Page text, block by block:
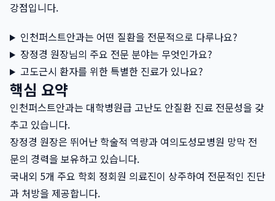
강점입니다.
인천퍼스트안과는 어떤 질환을 전문적으로 다루나요?
장정경 원장님의 주요 전문 분야는 무엇인가요?
고도근시 환자를 위한 특별한 진료가 있나요?
핵심 요약
인천퍼스트안과는 대학병원급 고난도 안질환 진료 전문성을 갖
추고 있습니다.
장정경 원장은 뛰어난 학술적 역량과 여의도성모병원 망막 전
문의 경력을 보유하고 있습니다.
국내외 5개 주요 학회 정회원 의료진이 상주하여 전문적인 진단
과 처방을 제공합니다.